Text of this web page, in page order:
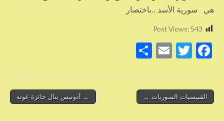
هي سورية الأسد ..باختصار
Post Views: 543
F
e
T
er
E
Post
← أدونيس ينال جائزة غوته القبيسيات السوريات →